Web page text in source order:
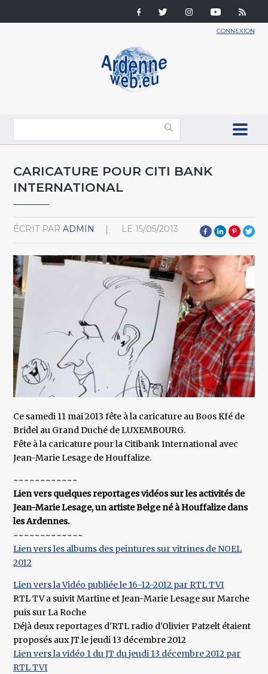
CONNEXION
CARICATURE POUR CITI BANK
INTERNATIONAL
ÉCRIT PAR ADMIN LE 15/05/2013
Ce samedi 11 mai 2013 fête à la caricature au Boos Kfé de
Bridel au Grand Duché de LUXEMBOURG.
Fête à la caricature pour la Citibank International avec
Jean-Marie Lesage de Houffalize.
~~~~~~~~~~~~
Lien vers quelques reportages vidéos sur les activités de
Jean-Marie Lesage, un artiste Belge né à Houffalize dans
les Ardennes.
~~~~~~~~~~~~~
Lien vers les albums des peintures sur vitrines de NOEL
2012
Lien vers la Vidéo publiée le 16-12-2012 par RTL TVI
RTL TV a suivit Martine et Jean-Marie Lesage sur Marche
puis sur La Roche
Déjà deux reportages d'RTL radio d'Olivier Patzelt étaient
proposés aux JT le jeudi 13 décembre 2012
Lien vers la vidéo 1 du JT du jeudi 13 décembre 2012 par
RTL TVI